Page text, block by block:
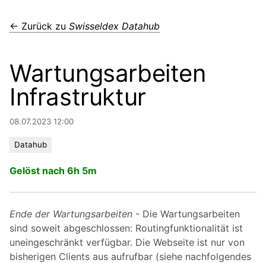
← Zurück zu Swisseldex Datahub
Wartungsarbeiten
Infrastruktur
08.07.2023 12:00
Datahub
Gelöst nach 6h 5m
Ende der Wartungsarbeiten - Die Wartungsarbeiten
sind soweit abgeschlossen: Routingfunktionalität ist
uneingeschränkt verfügbar. Die Webseite ist nur von
bisherigen Clients aus aufrufbar (siehe nachfolgendes